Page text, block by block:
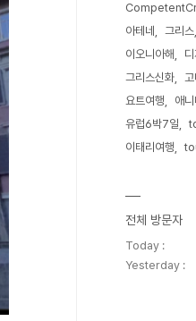
아테네
그리스
이오니아해
그리스신화
요트여행
애
유럽6박7일
이태리여행
전체 방문자
Today :
Yesterday :